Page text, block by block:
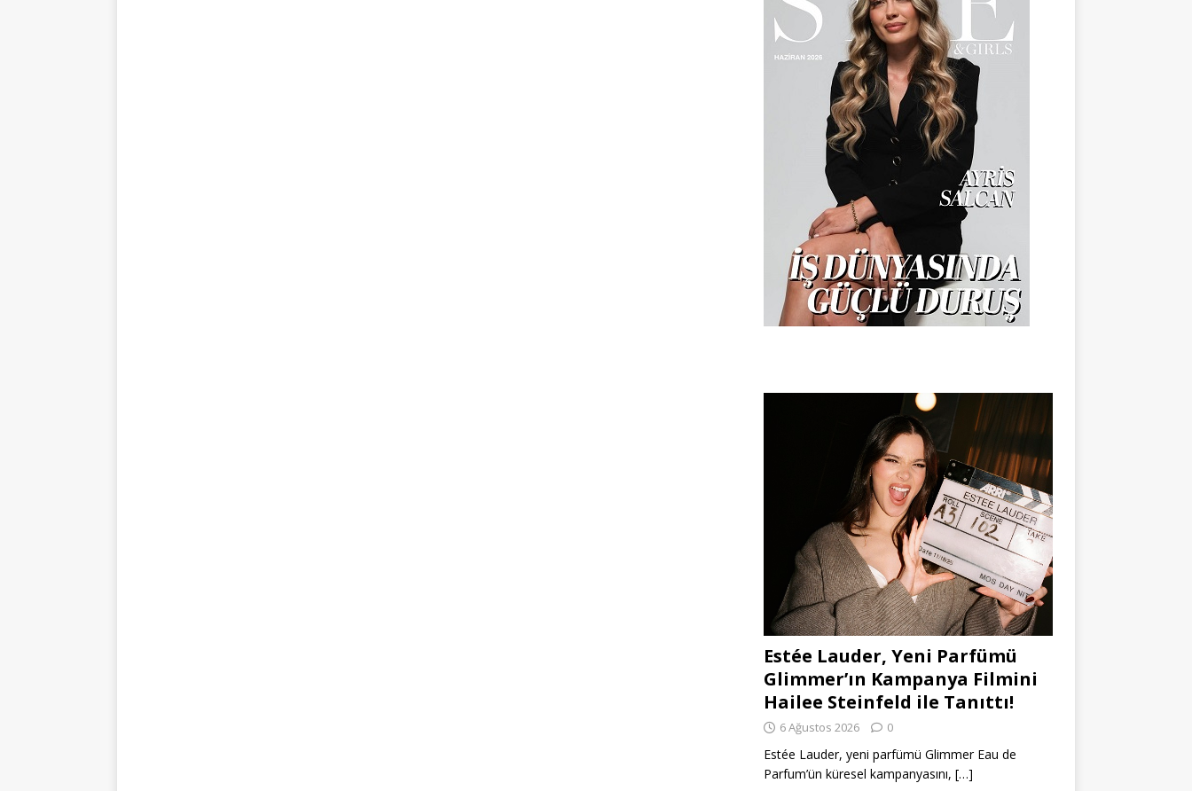
Estée Lauder, Yeni Parfümü
Glimmer’ın Kampanya Filmini
Hailee Steinfeld ile Tanıttı!
6 Ağustos 2026 0
Estée Lauder, yeni parfümü Glimmer Eau de
Parfum’ün küresel kampanyasını, […]